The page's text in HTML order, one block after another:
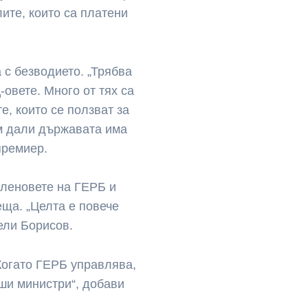
които са платени
безводието. „Трябва
Много от тях са
които се ползват за
дали държавата има
на ГЕРБ и
„Целта е повече
Борисов.
ГЕРБ управлява,
министри“, добави